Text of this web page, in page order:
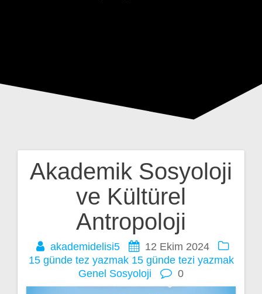
Akademik Sosyoloji
ve Kültürel
Antropoloji
akademidelisi5
12 Ekim 2024
15 günde tez yazmak 15 günde tezi yazmak
Genel Sosyoloji 0
Yazı
gezinmesi